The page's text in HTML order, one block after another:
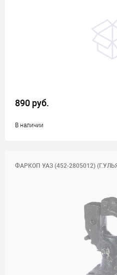
890 руб.
В наличии
ФАРКОП УАЗ (452-2805012)